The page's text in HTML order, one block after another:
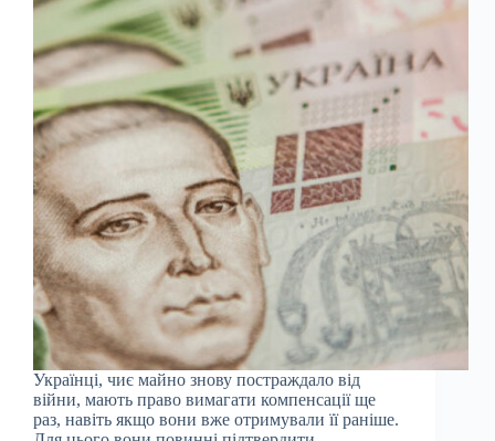
Українці, чиє майно знову постраждало від
війни, мають право вимагати компенсації ще
раз, навіть якщо вони вже отримували її раніше.